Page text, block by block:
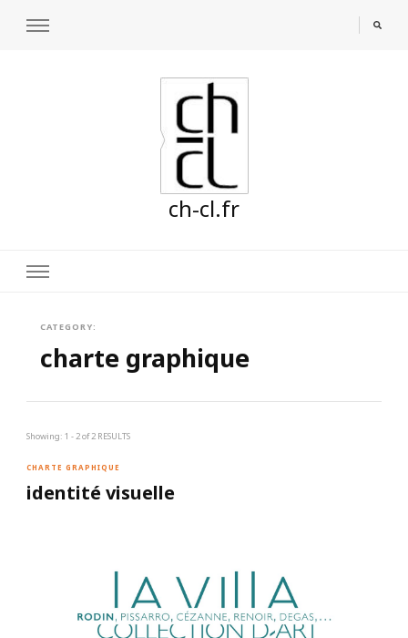
ch-cl.fr
CATEGORY:
charte graphique
Showing: 1 - 2 of 2 RESULTS
CHARTE GRAPHIQUE
identité visuelle